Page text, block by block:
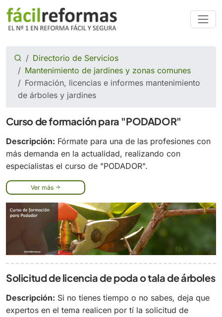
Directorio de Servicios
Mantenimiento de jardines y zonas comunes
Formación, licencias e informes mantenimiento
de árboles y jardines
Curso de formación para "PODADOR"
Descripción: Fórmate para una de las profesiones con
más demanda en la actualidad, realizando con
especialistas el curso de "PODADOR".
Ver más
Solicitud de licencia de poda o tala de árboles
Descripción: Si no tienes tiempo o no sabes, deja que
expertos en el tema realicen por tí la solicitud de